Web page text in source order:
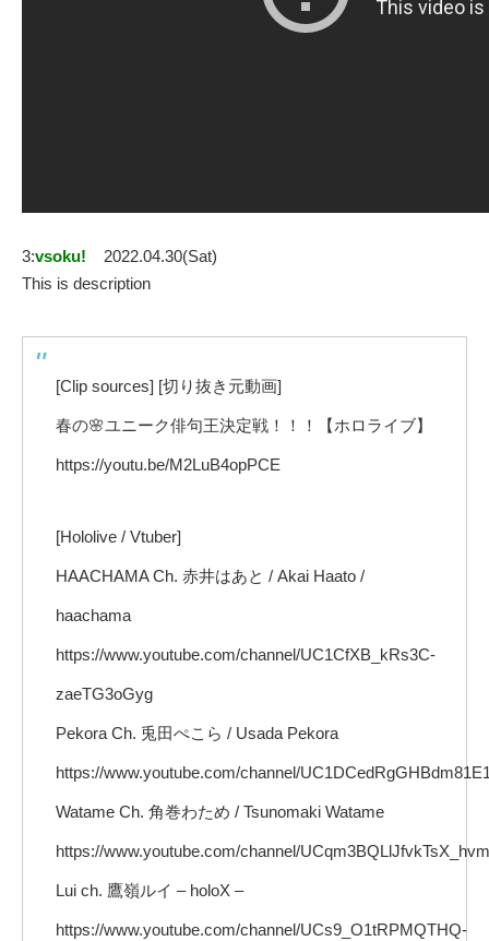
3:vsoku!
2022.04.30(Sat)
This is description
[Clip sources] [切り抜き元動画]
春の🌸ユニーク俳句王決定戦！！！【ホロライブ】
https://youtu.be/M2LuB4opPCE
[Hololive / Vtuber]
HAACHAMA Ch. 赤井はあと / Akai Haato /
haachama
https://www.youtube.com/channel/UC1CfXB_kRs3C-
zaeTG3oGyg
Pekora Ch. 兎田ぺこら / Usada Pekora
https://www.youtube.com/channel/
Watame Ch. 角巻わため / Tsunomaki Watame
https://www.youtube.com/channel/
Lui ch. 鷹嶺ルイ – holoX –
https://www.youtube.com/channel/UCs9_O1tRPMQTHQ-